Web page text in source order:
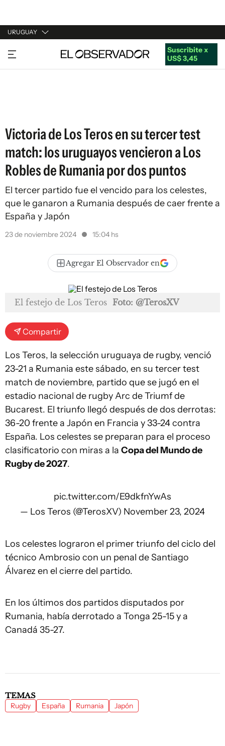
URUGUAY
URUGUAY
ARGENTINA
Suscribite x
US$ 3,45
Victoria de Los Teros en su tercer test
match: los uruguayos vencieron a Los
Robles de Rumania por dos puntos
El tercer partido fue el vencido para los celestes,
que le ganaron a Rumania después de caer frente a
España y Japón
23 de noviembre 2024 15:04 hs
Agregar El Observador en
El festejo de Los Teros Foto: @TerosXV
Compartir
Los Teros, la selección uruguaya de rugby, venció
23-21 a Rumania este sábado, en su tercer test
match de noviembre, partido que se jugó en el
estadio nacional de rugby Arc de Triumf de
Bucarest. El triunfo llegó después de dos derrotas:
36-20 frente a Japón en Francia y 33-24 contra
España. Los celestes se preparan para el proceso
clasificatorio con miras a la Copa del Mundo de
Rugby de 2027.
pic.twitter.com/E9dkfnYwAs
— Los Teros (@TerosXV) November 23, 2024
Los celestes lograron el primer triunfo del ciclo del
técnico Ambrosio con un penal de Santiago
Álvarez en el cierre del partido.
En los últimos dos partidos disputados por
Rumania, había derrotado a Tonga 25-15 y a
Canadá 35-27.
TEMAS
Rugby España Rumania Japón